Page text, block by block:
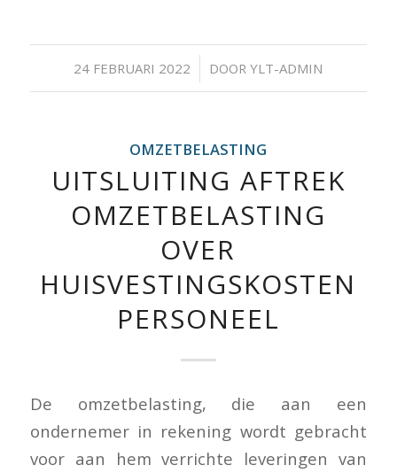
24 FEBRUARI 2022
/ DOORYLT-ADMIN
OMZETBELASTING
UITSLUITING AFTREK
OMZETBELASTING
OVER
HUISVESTINGSKOSTEN
PERSONEEL
De omzetbelasting, die aan een
ondernemer in rekening wordt gebracht
voor aan hem verrichte leveringen van